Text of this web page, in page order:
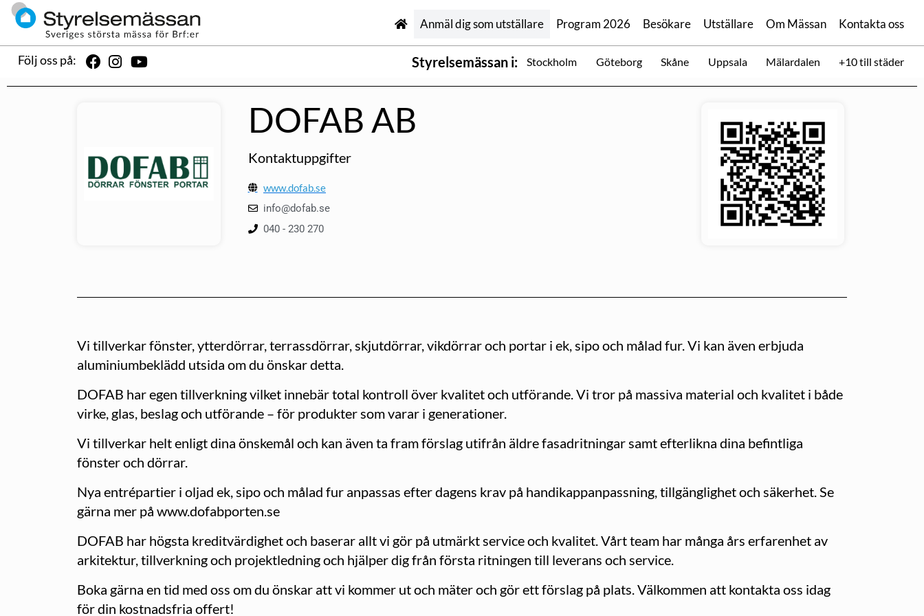
Anmäl dig som utställare Program 2026 Besökare Utställare Om Mässan Kontakta oss
Följ oss på: Styrelsemässan i: Stockholm Göteborg Skåne Uppsala Mälardalen +10 till städer
DOFAB AB
Kontaktuppgifter
www.dofab.se
info@dofab.se
040 - 230 270
Vi tillverkar fönster, ytterdörrar, terrassdörrar, skjutdörrar, vikdörrar och portar i ek, sipo och målad fur. Vi kan även erbjuda
aluminiumbeklädd utsida om du önskar detta.
DOFAB har egen tillverkning vilket innebär total kontroll över kvalitet och utförande. Vi tror på massiva material och kvalitet i både
virke, glas, beslag och utförande – för produkter som varar i generationer.
Vi tillverkar helt enligt dina önskemål och kan även ta fram förslag utifrån äldre fasadritningar samt efterlikna dina befintliga
fönster och dörrar.
Nya entrépartier i oljad ek, sipo och målad fur anpassas efter dagens krav på handikappanpassning, tillgänglighet och säkerhet. Se
gärna mer på www.dofabporten.se
DOFAB har högsta kreditvärdighet och baserar allt vi gör på utmärkt service och kvalitet. Vårt team har många års erfarenhet av
arkitektur, tillverkning och projektledning och hjälper dig från första ritningen till leverans och service.
Boka gärna en tid med oss om du önskar att vi kommer ut och mäter och gör ett förslag på plats. Välkommen att kontakta oss idag
för din kostnadsfria offert!